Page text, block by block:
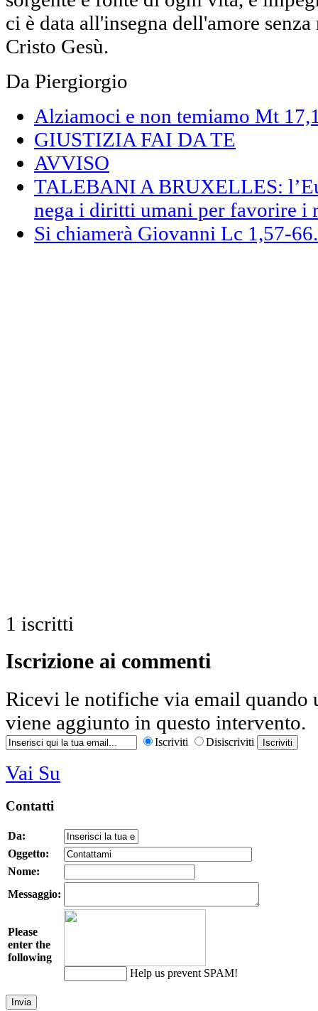
ci è data all'insegna dell'amore
Cristo Gesù.
Da Piergiorgio
Alziamoci e non temiamo Mt
GIUSTIZIA FAI DA TE
AVVISO
TALEBANI A BRUXELLES:
nega i diritti umani per favorire i
Si chiamerà Giovanni Lc 1,57-
1 iscritti
Iscrizione ai commenti
Ricevi le notifiche via email quando
viene aggiunto in questo intervento.
Iscriviti Disiscriviti
Vai Su
Contatti
Da:
Oggetto:
Nome:
Messaggio:
Please
enter the
following
Help us prevent SPAM!